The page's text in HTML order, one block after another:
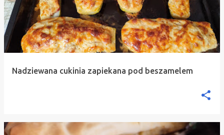
Nadziewana cukinia zapiekana pod beszamelem